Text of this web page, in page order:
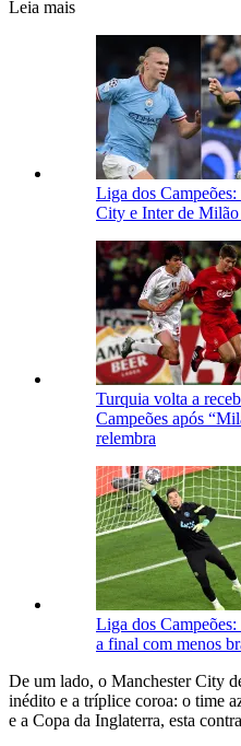
Leia mais
Liga dos
City e Inter de Milão
Turquia volta a
Campeões após
relembra
Liga dos
a final com menos
De um lado, o Manchester City
inédito e a tríplice coroa: o time
e a Copa da Inglaterra, esta